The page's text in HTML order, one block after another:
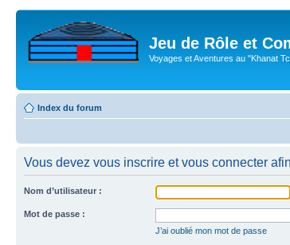
Jeu de Rôle et
Voyages et Aventures au "Khanat
Index du forum
Vous devez vous inscrire et vous connecter
Nom d’utilisateur :
Mot de passe :
J’ai oublié mon mot de passe